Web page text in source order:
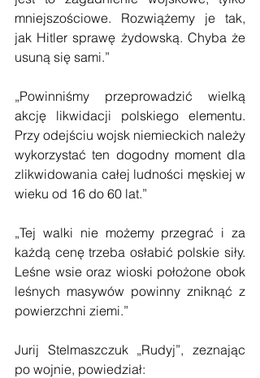
mniejszościowe. Rozwiążemy je tak,
jak Hitler sprawę żydowską. Chyba że
usuną się sami.”
„Powinniśmy przeprowadzić wielką
akcję likwidacji polskiego elementu.
Przy odejściu wojsk niemieckich należy
wykorzystać ten dogodny moment dla
zlikwidowania całej ludności męskiej w
wieku od 16 do 60 lat.”
„Tej walki nie możemy przegrać i za
każdą cenę trzeba osłabić polskie siły.
Leśne wsie oraz wioski położone obok
leśnych masywów powinny zniknąć z
powierzchni ziemi.”
Jurij Stelmaszczuk „Rudyj”, zeznając
po wojnie, powiedział: